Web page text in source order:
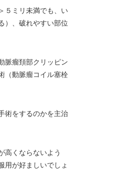
５ミリ未満でも、い
）、破れやすい部位
脈瘤頚部クリッピン
（動脈瘤コイル塞栓
術をするのかを主治
高くならないよう
用が好ましいでしょ